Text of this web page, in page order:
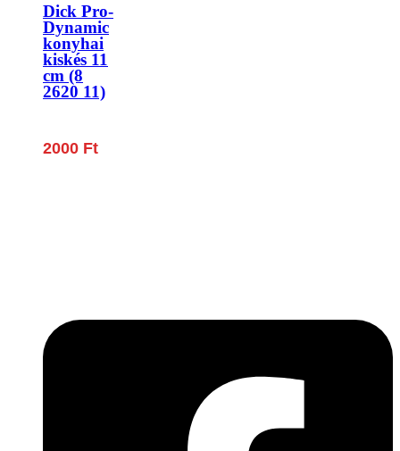
Dick Pro-
Dynamic
konyhai
kiskés 11
cm (8
2620 11)
2000 Ft